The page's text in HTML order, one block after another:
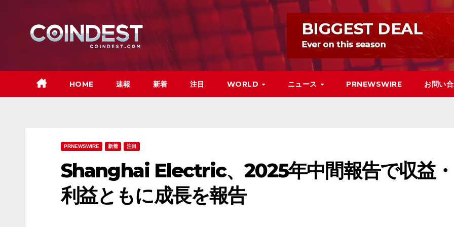
HOME 速報 新着 注目 WORLD ニュース PRNEWSWIRE お問い
PRNEWSWIRE 新着 注目
Shanghai Electric、2025年中間報告で収益・
利益ともに成長を報告